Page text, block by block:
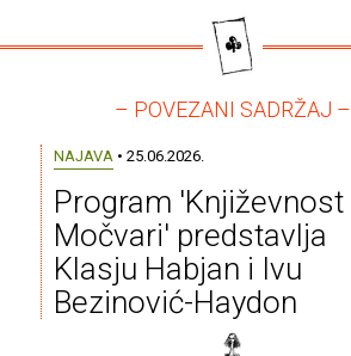
– POVEZANI SADRŽAJ –
NAJAVA • 25.06.2026.
Program 'Književnost
Močvari' predstavlja
Klasju Habjan i Ivu
Bezinović-Haydon